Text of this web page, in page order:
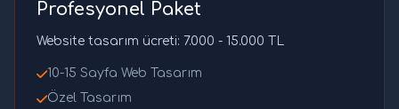
Profesyonel Paket
Website tasarım ücreti: 7.000 - 15.000 TL
10-15 Sayfa Web Tasarım
Özel Tasarım